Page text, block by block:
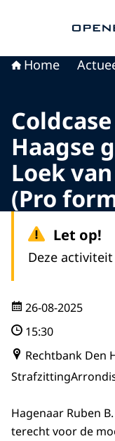
Home
Haagse
Loek
(Pro
Let op!
Deze
26-08-2025
15:30
Rechtbank Den
Strafzitting
Hagenaar Ruben
terecht voor de